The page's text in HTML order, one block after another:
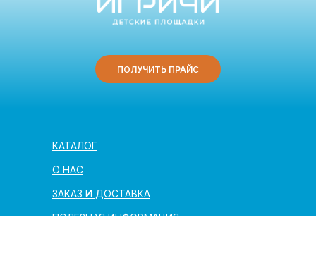
ПОЛЕЗНАЯ ИНФОРМАЦИЯ
ЗАКАЗ И ДОСТАВКА
О НАС
КАТАЛОГ
ПОЛУЧИТЬ ПРАЙС